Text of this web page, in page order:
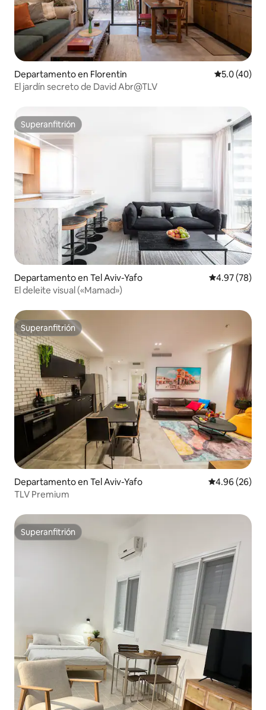
Departamento en Florentin Calificación
5.0 (40)
El jardín secreto de David Abr@TLV
Superanfitrión
Superanfitrión
Departamento en Tel Aviv-Yafo Calificación
4.97 (78)
El deleite visual («Mamad»)
Superanfitrión
Superanfitrión
Departamento en Tel Aviv-Yafo Calificación
4.96 (26)
TLV Premium
Superanfitrión
Superanfitrión